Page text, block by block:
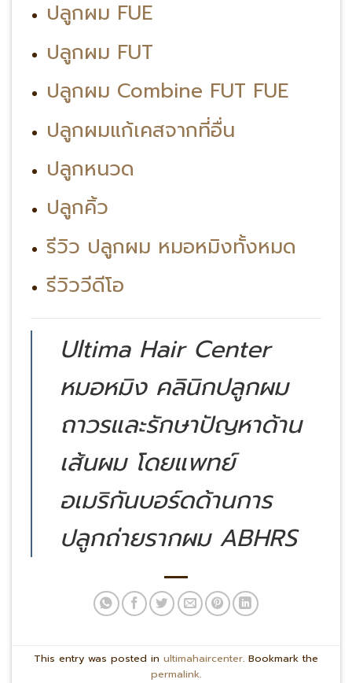
ปลูกผม FUE
ปลูกผม FUT
ปลูกผม Combine FUT FUE
ปลูกผมแก้เคสจากที่อื่น
ปลูกหนวด
ปลูกคิ้ว
รีวิว ปลูกผม หมอหมิงทั้งหมด
รีวิววีดีโอ
Ultima Hair Center
หมอหมิง คลินิกปลูกผม
ถาวรและรักษาปัญหาด้าน
เส้นผม โดยแพทย์
อเมริกันบอร์ดด้านการ
ปลูกถ่ายรากผม ABHRS
This entry was posted in ultimahaircenter. Bookmark the
permalink.